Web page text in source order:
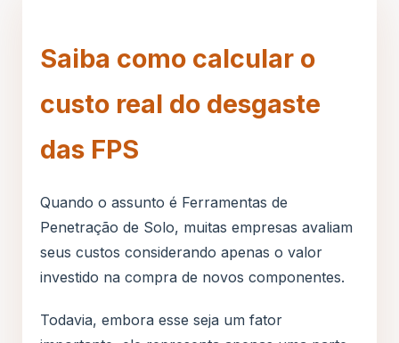
Saiba como calcular o
custo real do desgaste
das FPS
Quando o assunto é Ferramentas de
Penetração de Solo, muitas empresas avaliam
seus custos considerando apenas o valor
investido na compra de novos componentes.
Todavia, embora esse seja um fator